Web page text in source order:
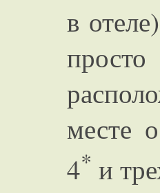
в
месте
4* и